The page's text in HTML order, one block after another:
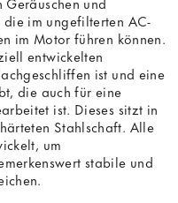
im ungefilterten AC-
im Motor führen können.
entwickelten
ist und eine
die auch für eine
ist. Dieses sitzt in
Stahlschaft. Alle
um
stabile und